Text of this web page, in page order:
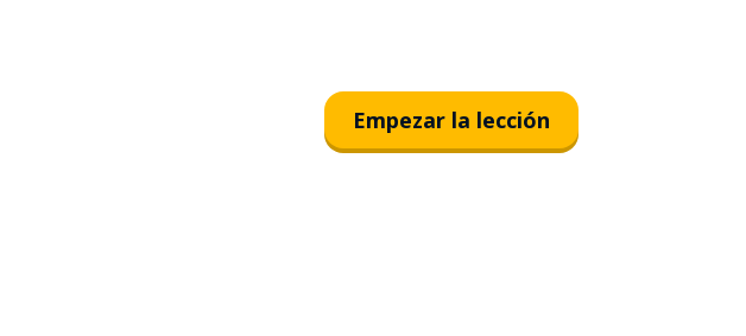
soll ich meinem Freund einfach
¿debería simplemente perdonar a mi novio?
Empezar la lección